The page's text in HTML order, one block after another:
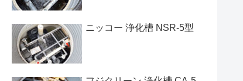
ニッコー 浄化槽 NSR-5型